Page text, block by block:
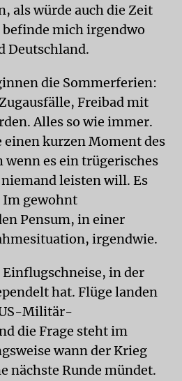
als würde auch die Zeit
mich irgendwo
Deutschland.
die Sommerferien:
Freibad mit
Alles so wie immer.
einen kurzen Moment des
es ein trügerisches
leisten will. Es
Im gewohnt
Pensum, in einer
irgendwie.
Einflugschneise, in der
hat. Flüge landen
Militär-
die Frage steht im
wann der Krieg
nächste Runde mündet.